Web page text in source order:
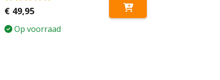
5.00out of 5
€ 49,95
Op voorraad